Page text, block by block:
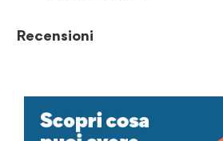
Recensioni